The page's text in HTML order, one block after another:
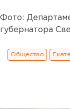
Фото:
губернатора
Общество